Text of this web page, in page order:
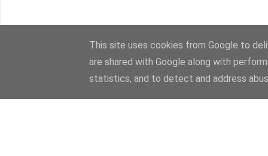
This site uses cookies from Google to
are shared with Google along with
statistics, and to detect and address